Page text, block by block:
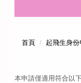
首頁 起飛生身
本申請僅適用符合以